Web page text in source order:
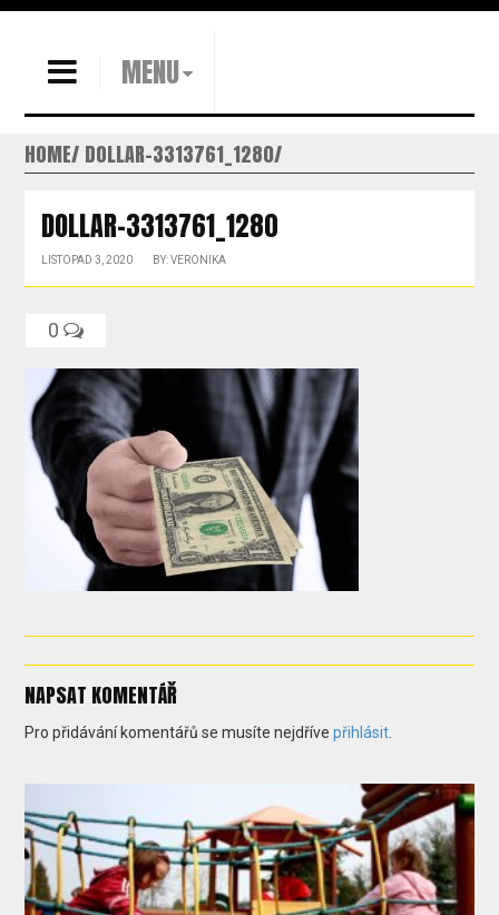
MENU
HOME DOLLAR-3313761_1280
DOLLAR-3313761_1280
LISTOPAD 3, 2020 BY: VERONIKA
0
NAPSAT KOMENTÁŘ
Pro přidávání komentářů se musíte nejdřívepřihlásit